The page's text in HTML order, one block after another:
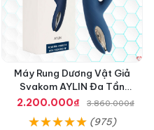
Máy Rung Dương Vật Giả
Svakom AYLIN Đa Tần
Massage Sướng
2.200.000₫ 3.860.000₫
(975)